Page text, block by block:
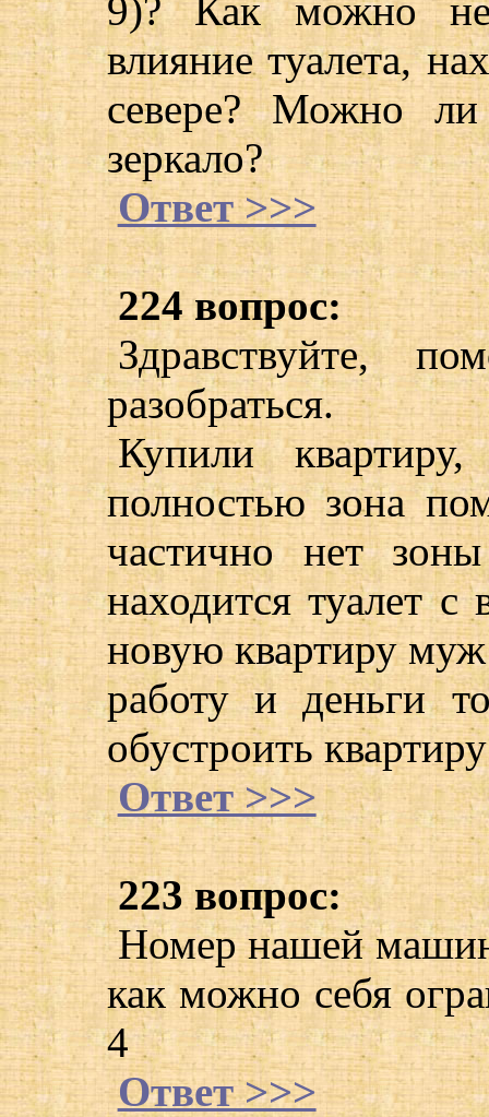
9)? Как можно
влияние туалета,
севере? Можно
зеркало?
Ответ >>>
224 вопрос:
Здравствуйте,
разобраться.
Купили
полностью зона
частично нет
находится туалет с
новую квартиру
работу и деньги
обустроить
Ответ >>>
223 вопрос:
Номер нашей
как можно себя
4
Ответ >>>